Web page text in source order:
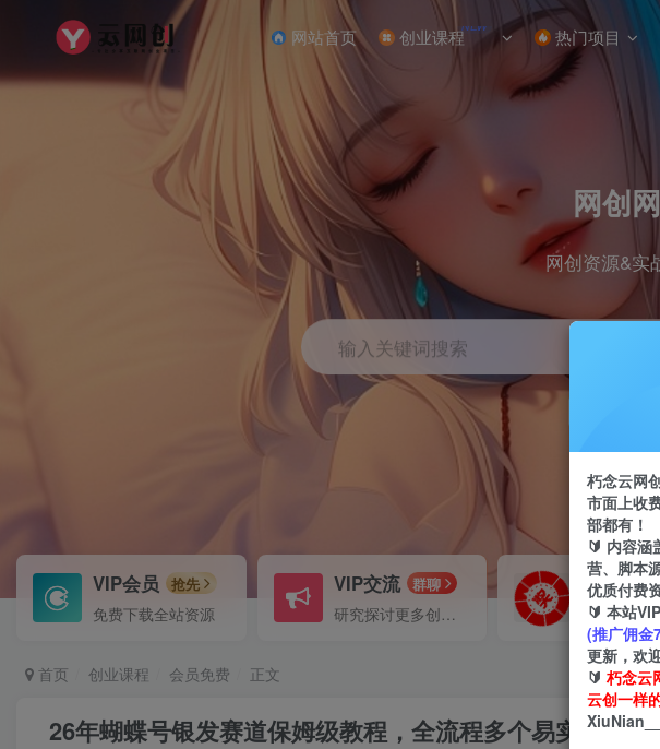
网站首页 创业课程NEW 热门项目
网创
网创资源&实
输入关键词搜索
VIP会员 抢先
免费下载全站资源
VIP交流 群聊
研究探讨更多创业项目路子。 会员专属
首页 创业课程 会员免费 正文
26年蝴蝶号银发赛道保姆级教程，全流程多个易实操玩法
朽念云网
市面上收
部都有！
🔰 内容涵
营、脚本
优质付费
🔰 本站VIP
(推广佣金
更新，欢
🔰 朽念云
云创一样
XiuNian__